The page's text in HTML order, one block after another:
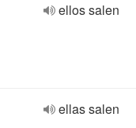
ellos salen
ellas salen